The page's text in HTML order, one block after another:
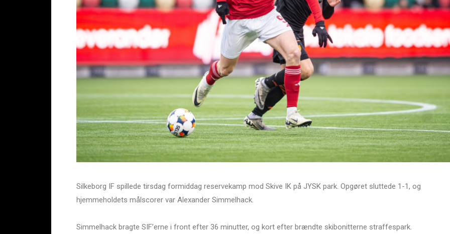
Silkeborg IF spillede tirsdag formiddag reservekamp mod Skive IK på JYSK park. Opgøret sluttede 1-1, og
hjemmeholdets målscorer var Alexander Simmelhack.
Simmelhack bragte SIF’erne i front efter 36 minutter, og kort efter brændte skibonitterne straffespark.